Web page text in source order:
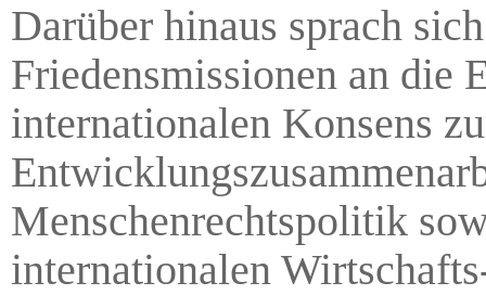
Darüber hinaus sprach
Friedensmissionen an die
internationalen Konsens
Menschenrechtspolitik
internationalen